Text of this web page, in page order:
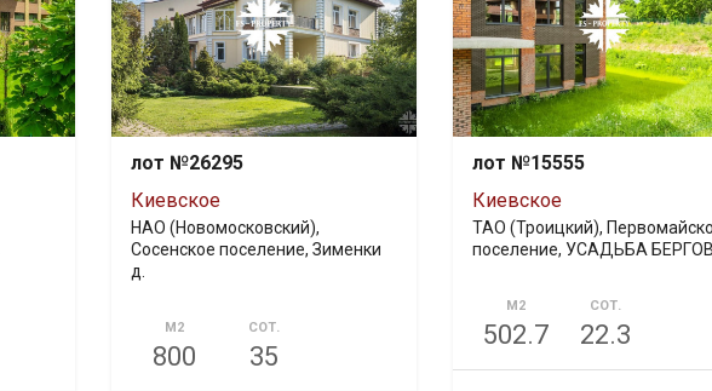
лот №26295
Киевское
НАО (Новомосковский),
Сосенское поселение, Зименки
д.
М2
800
СОТ.
35
лот №15555
Киевское
ТАО (Троицкий),
поселение, УСАДЬБА
М2
502.7
СОТ.
22.3